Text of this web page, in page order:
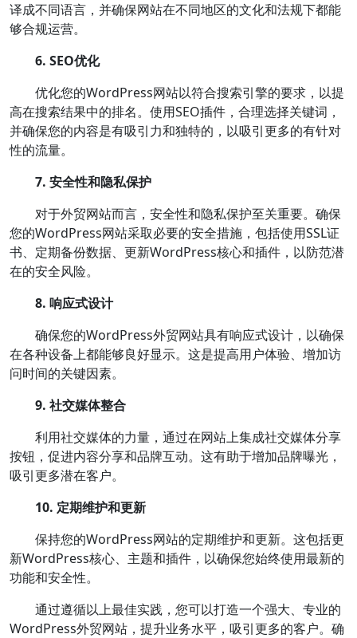
译成不同语言，并确保网站在不同地区的文化和法规下都能
够合规运营。
6. SEO优化
优化您的WordPress网站以符合搜索引擎的要求，以提
高在搜索结果中的排名。使用SEO插件，合理选择关键词，
并确保您的内容是有吸引力和独特的，以吸引更多的有针对
性的流量。
7. 安全性和隐私保护
对于外贸网站而言，安全性和隐私保护至关重要。确保
您的WordPress网站采取必要的安全措施，包括使用SSL证
书、定期备份数据、更新WordPress核心和插件，以防范潜
在的安全风险。
8. 响应式设计
确保您的WordPress外贸网站具有响应式设计，以确保
在各种设备上都能够良好显示。这是提高用户体验、增加访
问时间的关键因素。
9. 社交媒体整合
利用社交媒体的力量，通过在网站上集成社交媒体分享
按钮，促进内容分享和品牌互动。这有助于增加品牌曝光，
吸引更多潜在客户。
10. 定期维护和更新
保持您的WordPress网站的定期维护和更新。这包括更
新WordPress核心、主题和插件，以确保您始终使用最新的
功能和安全性。
通过遵循以上最佳实践，您可以打造一个强大、专业的
WordPress外贸网站，提升业务水平，吸引更多的客户。确